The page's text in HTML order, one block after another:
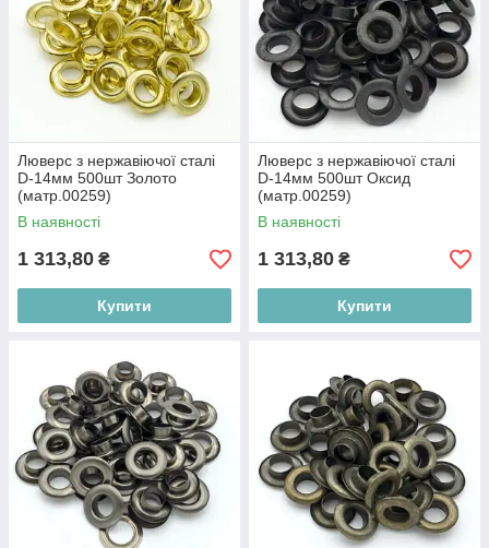
Люверс з нержавіючої сталі
D-14мм 500шт Золото
(матр.00259)
В наявності
1 313,80 ₴
Купити
Люверс з нержавіючої сталі
D-14мм 500шт Оксид
(матр.00259)
В наявності
1 313,80 ₴
Купити